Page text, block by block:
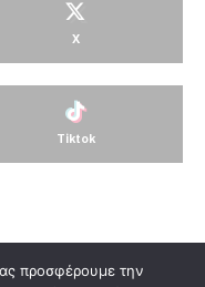
X
Tiktok
προσφέρουμε την